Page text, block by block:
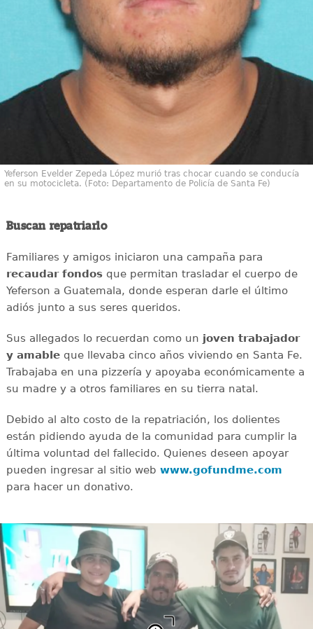
Yeferson Evelder Zepeda López murió tras chocar cuando se conducía
en su motocicleta. (Foto: Departamento de Policía de Santa Fe)
Buscan repatriarlo
Familiares y amigos iniciaron una campaña para
recaudar fondosque permitan trasladar el cuerpo de
Yeferson a Guatemala, donde esperan darle el último
adiós junto a sus seres queridos.
Sus allegados lo recuerdan como un joven trabajador
y amableque llevaba cinco años viviendo en Santa Fe.
Trabajaba en una pizzería y apoyaba económicamente a
su madre y a otros familiares en su tierra natal.
Debido al alto costo de la repatriación, los dolientes
están pidiendo ayuda de la comunidad para cumplir la
última voluntad del fallecido. Quienes deseen apoyar
pueden ingresar al sitio web www.gofundme.com
para hacer un donativo.